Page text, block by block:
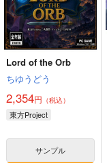
Lord of the Orb
ちゆうどう
2,354円 （税込）
東方Project
サンプル